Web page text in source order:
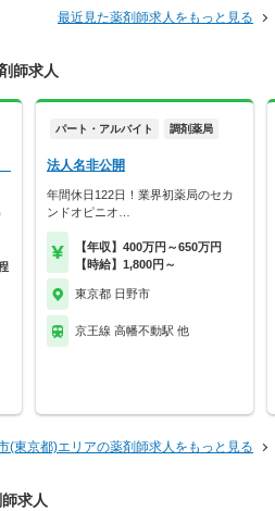
最近見た薬剤師求人をもっと見る
師求人
パート・アルバイト 調剤薬局
法人名非公開
年間休日122日！業界初薬局のセカ
ンドオピニオ…
【年収】400万円～650万円
【時給】1,800円～
東京都 日野市
京王線 高幡不動駅 他
(東京都)エリアの薬剤師求人をもっと見る
求人